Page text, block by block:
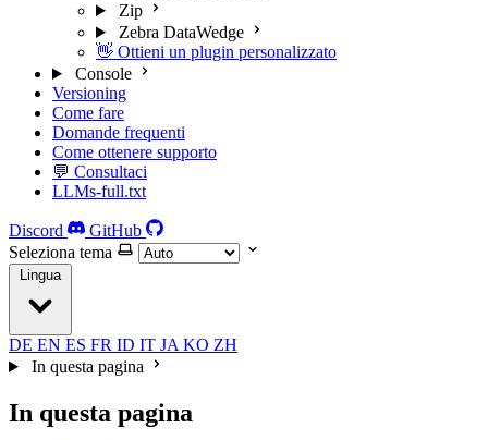
Zip
Zebra DataWedge
👋 Ottieni un plugin personalizzato
Console
Versioning
Come fare
Domande frequenti
Come ottenere supporto
💬 Consultaci
LLMs-full.txt
Discord
GitHub
Seleziona tema
Lingua
DE EN ES FR ID IT JA KO ZH
In questa pagina
In questa pagina